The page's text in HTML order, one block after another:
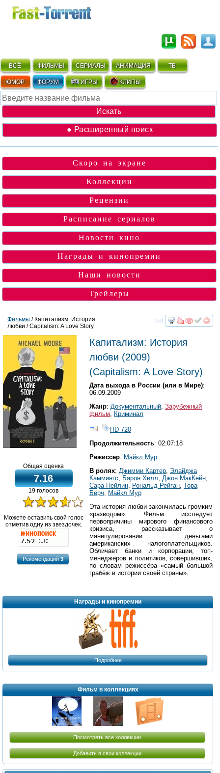
ВСЁ ФИЛЬМЫ СЕРИАЛЫ АНИМАЦИЯ ТВ
ЮМОР ФОРУМ ИГРЫ КЛИПЫ
● Расширенный поиск
Скоро на экране
Коллекции
Рецензии
Расписание сериалов
Новости кино
Награды и кинопремии
Наши новости
Трейлеры
смотреть
Фильмы / Капитализм: История
любви / Capitalism: A Love Story
Общая оценка
7.16
19 голосов
Можете оставить свой голос
отметив одну из звездочек.
Рекомендаций3
Капитализм: История
любви (2009)
(Capitalism: A Love Story)
Дата выхода в России (или в Мире):
06.09.2009
Жанр: Документальный Зарубежный
фильм
Криминал
HD 720
Продолжительность: 02:07:18
Режиссер: Майкл Мур
В ролях: Джимми Картер Элайджа
Каммингс
Барон Хилл Джон МакКейн
Сара Пейлин
Рональд Рейган Тора
Бёрч
Майкл Мур
Эта история любви закончилась громким
«разводом». Фильм исследует
первопричины мирового финансового
кризиса, рассказывает о
манипулировании деньгами
американских налогоплательщиков.
Обличает банки и корпорации, топ-
менеджеров и политиков, совершивших,
по словам режиссёра «самый большой
грабёж в истории своей страны».
Награды и кинопремии
Подробнее
Фильм в коллекциях
Посмотреть все коллекции
Добавить в свои коллекции